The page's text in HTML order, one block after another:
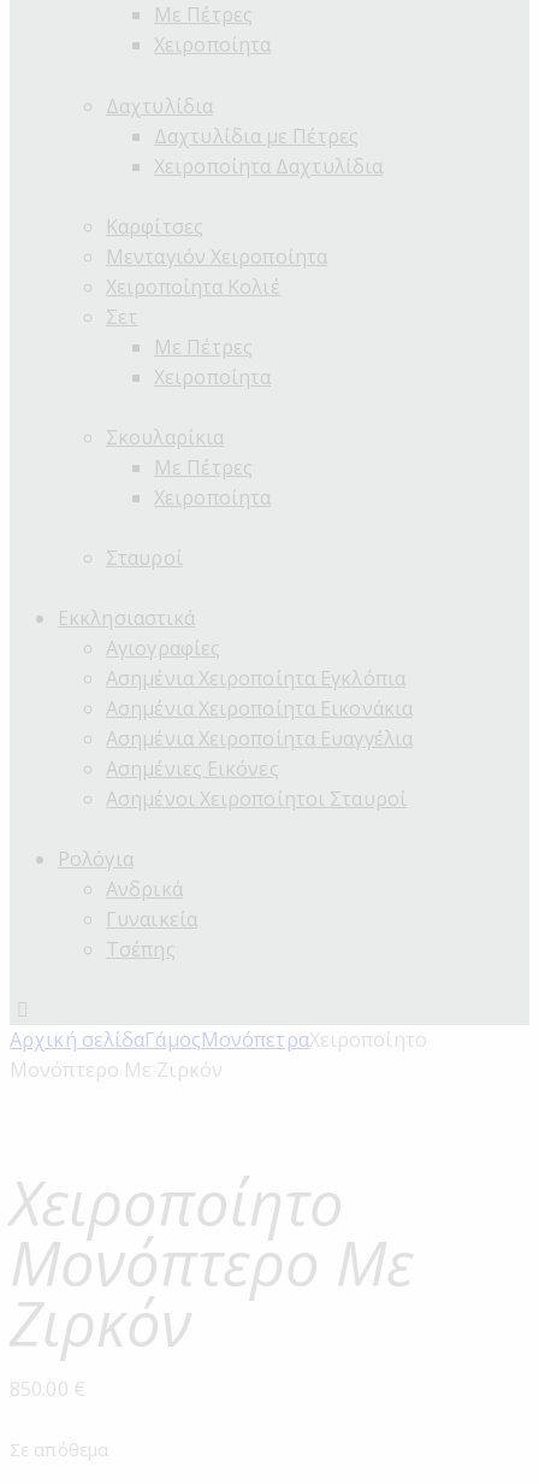
Με Πέτρες
Χειροποίητα
Δαχτυλίδια
Δαχτυλίδια με Πέτρες
Χειροποίητα Δαχτυλίδια
Καρφίτσες
Μενταγιόν Χειροποίητα
Χειροποίητα Κολιέ
Σετ
Με Πέτρες
Χειροποίητα
Σκουλαρίκια
Με Πέτρες
Χειροποίητα
Σταυροί
Εκκλησιαστικά
Αγιογραφίες
Ασημένια Χειροποίητα Εγκλόπια
Ασημένια Χειροποίητα Εικονάκια
Ασημένια Χειροποίητα Ευαγγέλια
Ασημένιες Εικόνες
Ασημένοι Χειροποίητοι Σταυροί
Ρολόγια
Ανδρικά
Γυναικεία
Τσέπης
Αρχική σελίδαΓάμοςΜονόπετραΧειροποίητο
Μονόπτερο Με Ζιρκόν
Χειροποίητο
Μονόπτερο Με
Ζιρκόν
850.00 €
Σε απόθεμα